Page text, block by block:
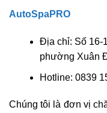
AutoSpaPRO
Địa chỉ: Số 16-
phường Xuân
Hotline: 0839
Chúng tôi là đơn vị